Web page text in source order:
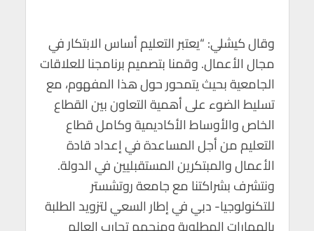
وقال كيشلي: “يعتبر التعليم أساس الابتكار في
مجال الأعمال. وقمنا بتصميم برنامجنا للعلاقات
الجامعية بحيث يتمحور حول هذا المفهوم، مع
تسليط الضوء على أهمية التعاون بين القطاع
الخاص والأوساط الأكاديمية وكامل قطاع
التعليم من أجل المساعدة في إعداد قادة
الأعمال والمبتكرين المستقبليين في الدولة.
ونتشرف بشراكتنا مع جامعة روتشستر
للتكنولوجيا- دبي في إطار السعي لتزويد الطلبة